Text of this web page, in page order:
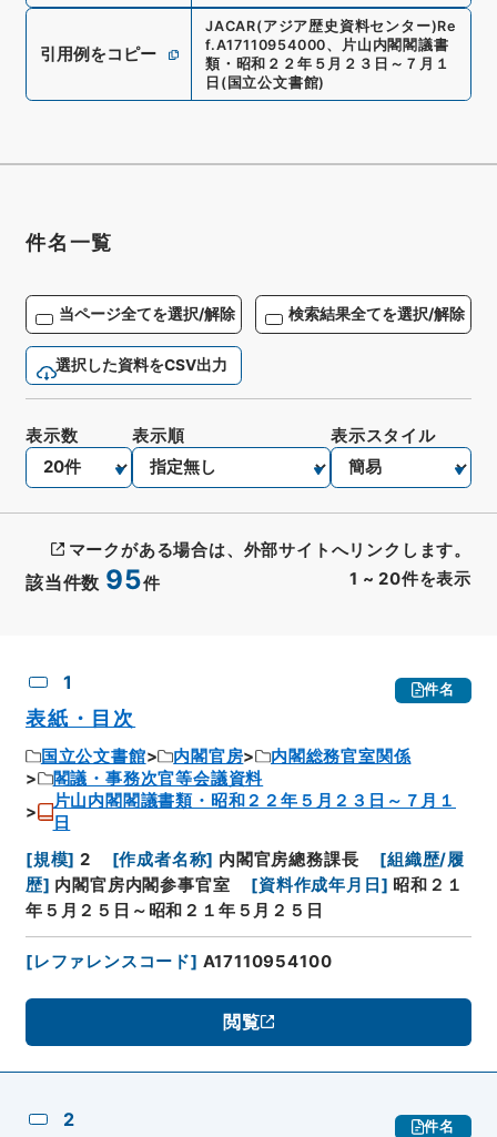
引用例をコピー
JACAR(アジア歴史資料センター)Re
f.A17110954000、 片山内閣閣議書
類・昭和２２年５月２３日～７月１
日 ( 国立公文書館)
件名一覧
当ページ全てを選択/解除 検索結果全てを選択/解除
選択した資料をCSV出力
該当件数 95件 1 ~ 20件を表示
表示数 表示順 表示スタイル
マークがある場合は、外部サイトへリンクします。
1 件名
表紙・目次
国立公文書館 内閣官房
内閣総務官室関係
閣議・事務次官等会議資料
片山内閣閣議書類・昭和２２年５月２３日～７月１
日
[規模] 2 [作成者名称] 内閣官房總務課長 [組織歴/履
歴] 内閣官房内閣参事官室 [資料作成年月日 ] 昭和２１
年５月２５日～昭和２１年５月２５日
[レファレンスコード] A17110954100
閲覧
2 件名